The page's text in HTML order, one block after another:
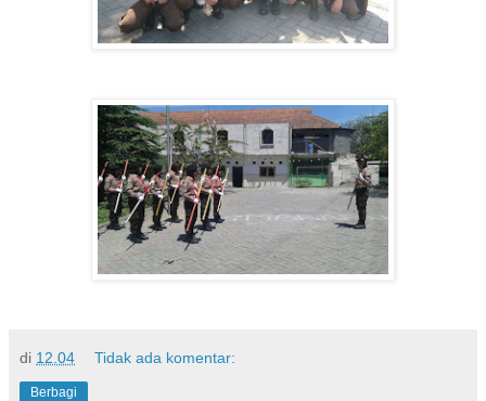
di 12.04 Tidak ada komentar:
Berbagi